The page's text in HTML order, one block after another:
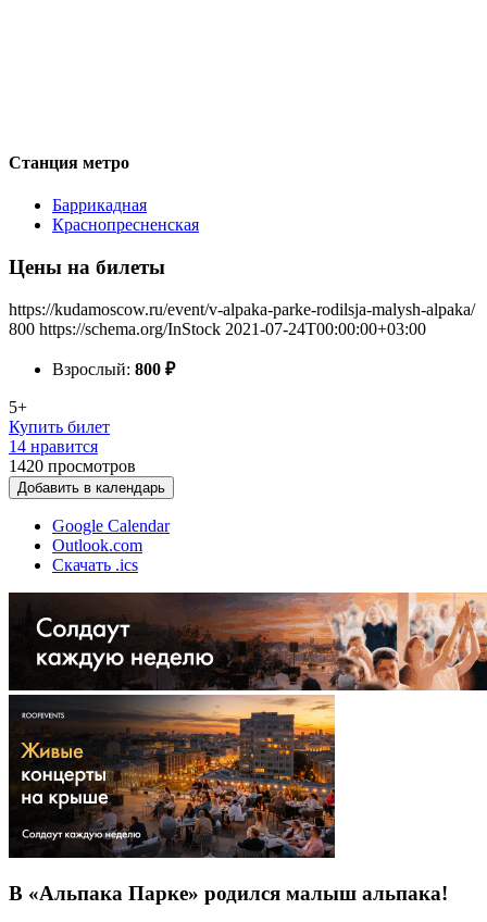
Станция метро
Баррикадная
Краснопресненская
Цены на билеты
https://kudamoscow.ru/event/v-alpaka-parke-rodilsja-malysh-alpaka/
800 https://schema.org/InStock 2021-07-24T00:00:00+03:00
Взрослый: 800 ₽
5+
Купить билет
14 нравится
1420 просмотров
Добавить в календарь
Google Calendar
Outlook.com
Скачать .ics
В «Альпака Парке» родился малыш альпака!